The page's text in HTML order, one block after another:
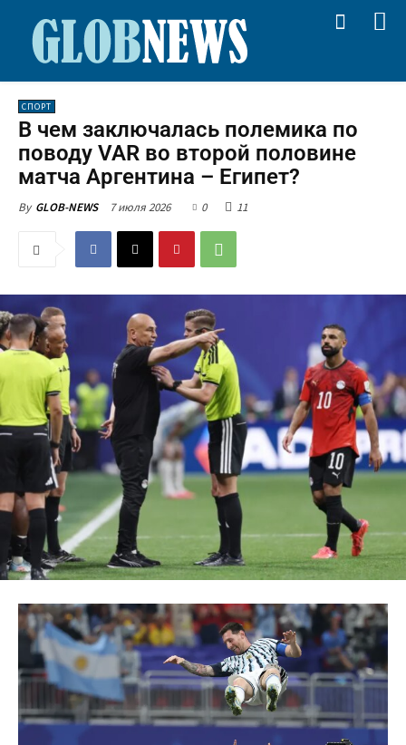
СПОРТ
В чем заключалась полемика по
поводу VAR во второй половине
матча Аргентина – Египет?
By GLOB-NEWS 7 июля 2026 0 11